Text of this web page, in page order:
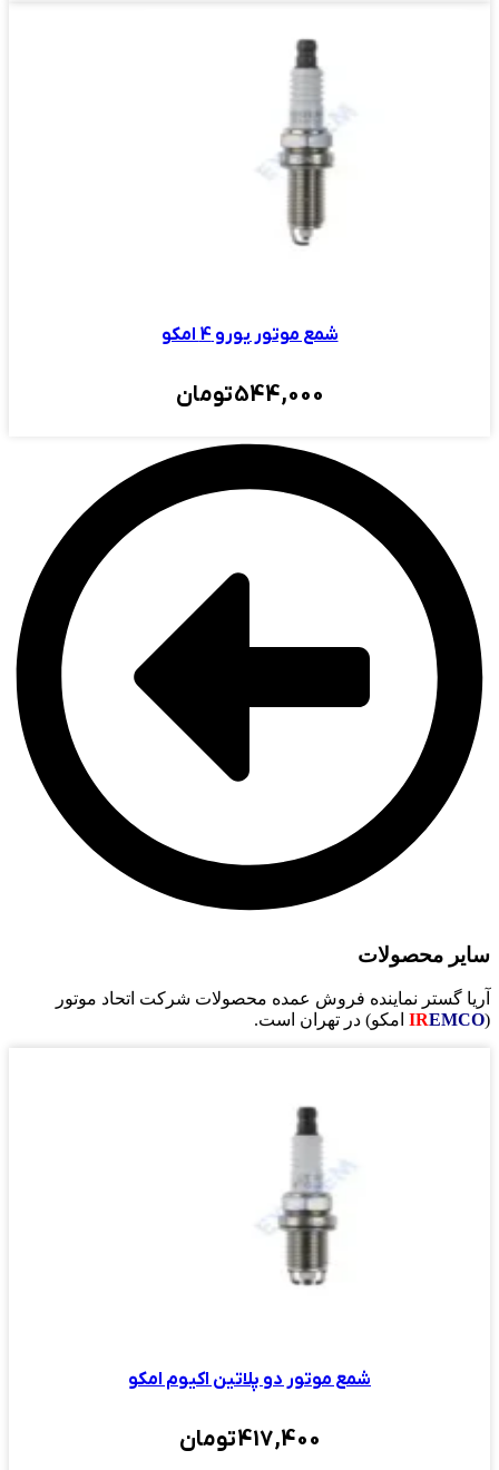
شمع موتور یورو 4 امکو
544,000تومان
سایر محصولات
آریا گستر نماینده فروش عمده محصولات شرکت اتحاد موتور
(
IREMCO امکو) در تهران است.
شمع موتور دو پلاتین اکیوم امکو
417,400تومان